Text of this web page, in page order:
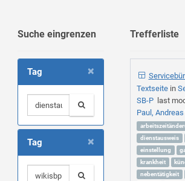
Suche eingrenzen
×
Tag
×
Tag
Trefferliste
Textseite in
SB-Plast
Paul, Andreas
dienstausweis
einstellung
krankheit
nebentätigkeit